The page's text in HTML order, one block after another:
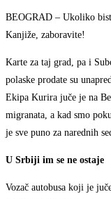
BEOGRAD – Ukoliko
Kanjiže, zaboravite!
Karte za taj grad, pa i
polaske prodate su
Ekipa Kurira juče je na
migranata, a kad smo
je sve puno za narednih
U Srbiji im se ne ostaje
Vozač autobusa koji je